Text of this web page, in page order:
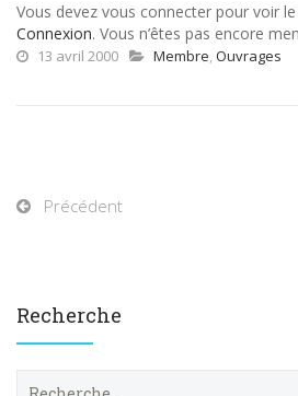
Vous devez vous connecter pour voir
Connexion. Vous n’êtes pas encore
13 avril 2000 Membre, Ouvrages
Précédent
Recherche